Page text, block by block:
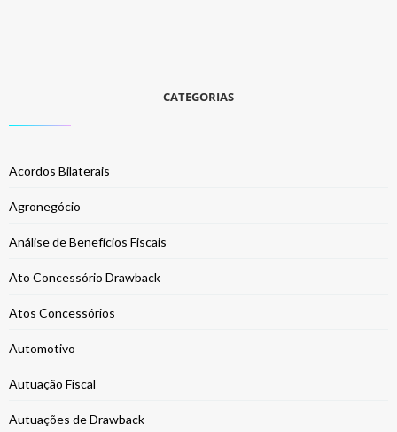
CATEGORIAS
Acordos Bilaterais
Agronegócio
Análise de Benefícios Fiscais
Ato Concessório Drawback
Atos Concessórios
Automotivo
Autuação Fiscal
Autuações de Drawback